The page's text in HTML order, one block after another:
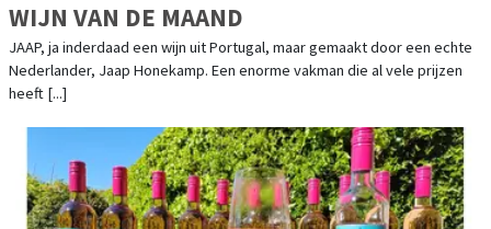
WIJN VAN DE MAAND
JAAP, ja inderdaad een wijn uit Portugal, maar gemaakt door een echte
Nederlander, Jaap Honekamp. Een enorme vakman die al vele prijzen
heeft [...]